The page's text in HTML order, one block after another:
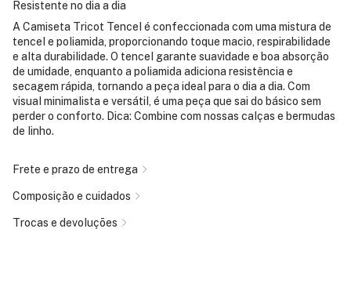
Resistente no dia a dia
A Camiseta Tricot Tencel é confeccionada com uma mistura de
tencel e poliamida, proporcionando toque macio, respirabilidade
e alta durabilidade. O tencel garante suavidade e boa absorção
de umidade, enquanto a poliamida adiciona resistência e
secagem rápida, tornando a peça ideal para o dia a dia. Com
visual minimalista e versátil, é uma peça que sai do básico sem
perder o conforto. Dica: Combine com nossas calças e bermudas
de linho.
Frete e prazo de entrega
Composição e cuidados
Trocas e devoluções